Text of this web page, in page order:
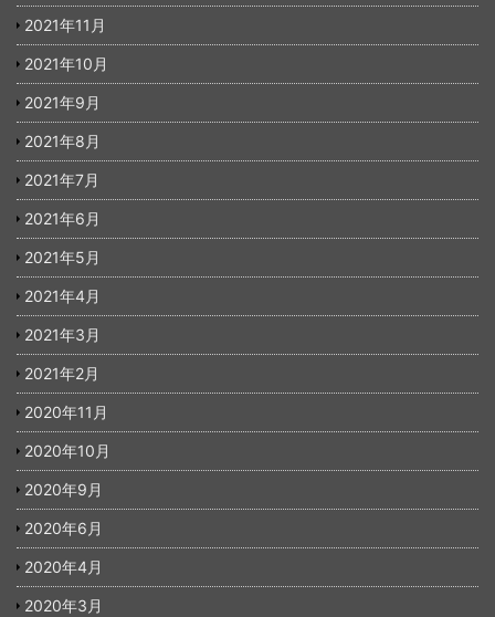
2021年11月
2021年10月
2021年9月
2021年8月
2021年7月
2021年6月
2021年5月
2021年4月
2021年3月
2021年2月
2020年11月
2020年10月
2020年9月
2020年6月
2020年4月
2020年3月